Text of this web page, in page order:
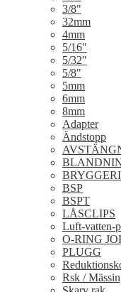
3/8"
32mm
4mm
5/16"
5/32"
5/8"
5mm
6mm
8mm
Adapter
Ändstopp
BSP
BSPT
LÅSCLIPS
Luft-vatten-
O-RING
PLUGG
Rsk /